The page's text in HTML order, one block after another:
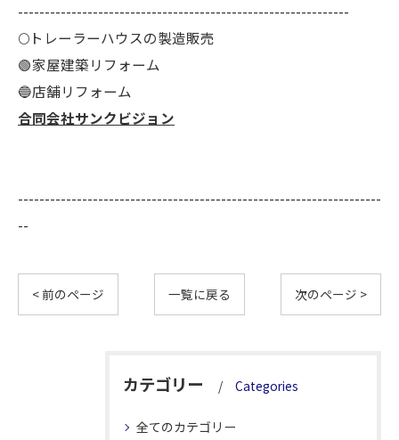
--------------------------------------------------------------
🌕️トレーラーハウスの製造販売
🟢家屋建築リフォーム
🔵店舗リフォーム
合同会社サンクビジョン
--------------------------------------------------------------------
--
< 前のページ 一覧に戻る 次のページ >
カテゴリー Categories
全てのカテゴリー